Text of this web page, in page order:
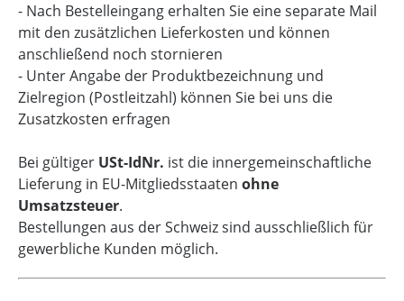
- Nach Bestelleingang erhalten Sie eine separate Mail
mit den zusätzlichen Lieferkosten und können
anschließend noch stornieren
- Unter Angabe der Produktbezeichnung und
Zielregion (Postleitzahl) können Sie bei uns die
Zusatzkosten erfragen
Bei gültiger USt-IdNr. ist die innergemeinschaftliche
Lieferung in EU-Mitgliedsstaaten ohne
Umsatzsteuer.
Bestellungen aus der Schweiz sind ausschließlich für
gewerbliche Kunden möglich.